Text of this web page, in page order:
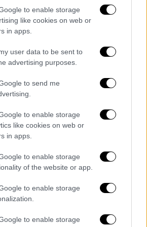
to enable storage
like cookies on web or
in apps.
user data to be sent to
advertising purposes.
to send me
to enable storage
like cookies on web or
in apps.
to enable storage
of the website or app.
to enable storage
to enable storage
Idan, οι γονείς της
στις 7 Οκτωβρίου.
Yuval εννέα ετών and Oriya
που συνελήφθησαν από το
Almog Goldstein, και τα
17 ετών, Gal 11 ετών και
που επίσης απήχθησαν από
Κιμπούτς Κφαρ Άζα.
Avraham, που απήχθη από
Οζ.
Siegel και τις αδερφές Ela
από την περιοχή